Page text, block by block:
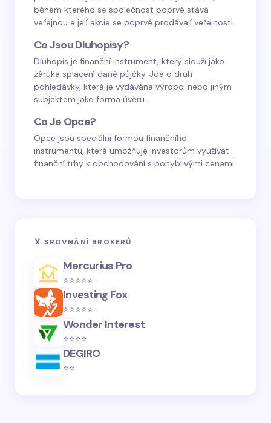
během kterého se společnost poprvé stává
veřejnou a její akcie se poprvé prodávají veřejnosti.
Co Jsou Dluhopisy?
Dluhopis je finanční instrument, který slouží jako
záruka splacení dané půjčky. Jde o druh
pohledávky, která je vydávána výrobci nebo jiným
subjektem jako forma úvěru.
Co Je Opce?
Opce jsou speciální formou finančního
instrumentu, která umožňuje investorům využívat
finanční trhy k obchodování s pohyblivými cenami.
🏅 SROVNÁNÍ BROKERŮ
Mercurius Pro
⭐️⭐️⭐️⭐️⭐️
Investing Fox
⭐️⭐️⭐️⭐️⭐️
Wonder Interest
⭐️⭐️⭐️⭐️
DEGIRO
⭐️⭐️